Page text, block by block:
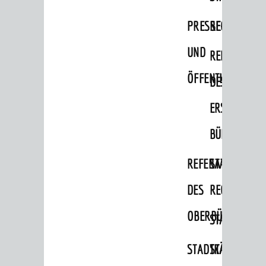
PRESSE-
UND REFERAT
DES
ERSTEN
REFERAT
DES
STABSSTELLE
RECHT
STADTKÄMMEREI